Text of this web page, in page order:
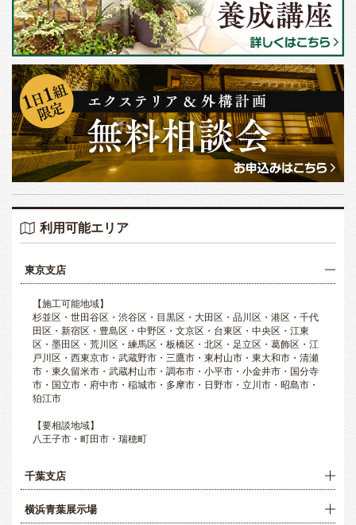
利用可能エリア
東京支店
【施工可能地域】
杉並区・世田谷区・渋谷区・目黒区・大田区・品川区・港区・千代
田区・新宿区・豊島区・中野区・文京区・台東区・中央区・江東
区・墨田区・荒川区・練馬区・板橋区・北区・足立区・葛飾区・江
戸川区・西東京市・武蔵野市・三鷹市・東村山市・東大和市・清瀬
市・東久留米市・武蔵村山市・調布市・小平市・小金井市・国分寺
市・国立市・府中市・稲城市・多摩市・日野市・立川市・昭島市・
狛江市
【要相談地域】
八王子市・町田市・瑞穂町
千葉支店
横浜青葉展示場